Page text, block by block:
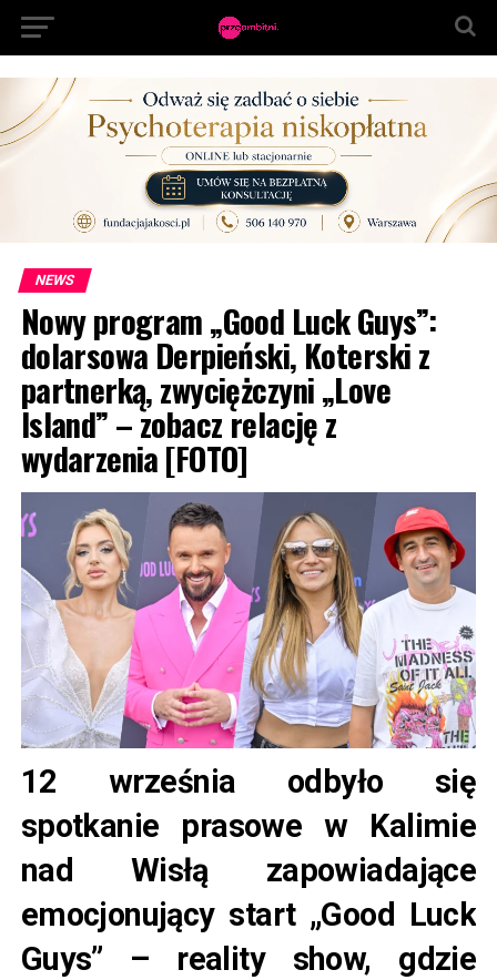
NEWS
Nowy program „Good Luck Guys”:
dolarsowa Derpieński, Koterski z
partnerką, zwyciężczyni „Love
Island” – zobacz relację z
wydarzenia [FOTO]
12 września odbyło się
spotkanie prasowe w Kalimie
nad Wisłą zapowiadające
emocjonujący start „Good Luck
Guys” – reality show, gdzie